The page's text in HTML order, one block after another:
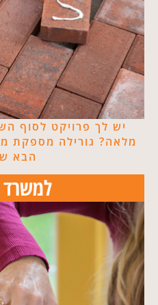
יש לך פרויקט לסוף
מלאה? גורילה מספקת
הבא
למשרד